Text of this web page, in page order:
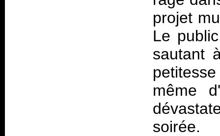
projet
Le
sautant
même
soirée.